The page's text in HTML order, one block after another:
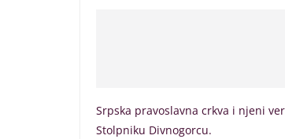
Srpska pravoslavna crkva i njeni
Stolpniku Divnogorcu.